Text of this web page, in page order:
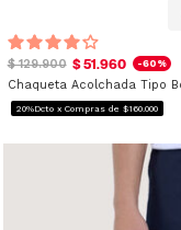
$ 129.900 $ 51.960 -60%
Chaqueta Acolchada Tipo
20%Dcto x Compras de $160.000